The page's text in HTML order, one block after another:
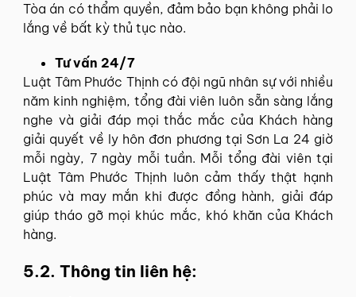
Tòa án có thẩm quyền, đảm bảo bạn không phải lo
lắng về bất kỳ thủ tục nào.
Tư vấn 24/7
Luật Tâm Phước Thịnh có đội ngũ nhân sự với nhiều
năm kinh nghiệm, tổng đài viên luôn sẵn sàng lắng
nghe và giải đáp mọi thắc mắc của Khách hàng
giải quyết về ly hôn đơn phương tại Sơn La 24 giờ
mỗi ngày, 7 ngày mỗi tuần. Mỗi tổng đài viên tại
Luật Tâm Phước Thịnh luôn cảm thấy thật hạnh
phúc và may mắn khi được đồng hành, giải đáp
giúp tháo gỡ mọi khúc mắc, khó khăn của Khách
hàng.
5.2. Thông tin liên hệ: